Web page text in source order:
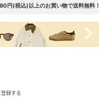
円(税込)以上のお買い物で送料無料！
navigate_next
録する